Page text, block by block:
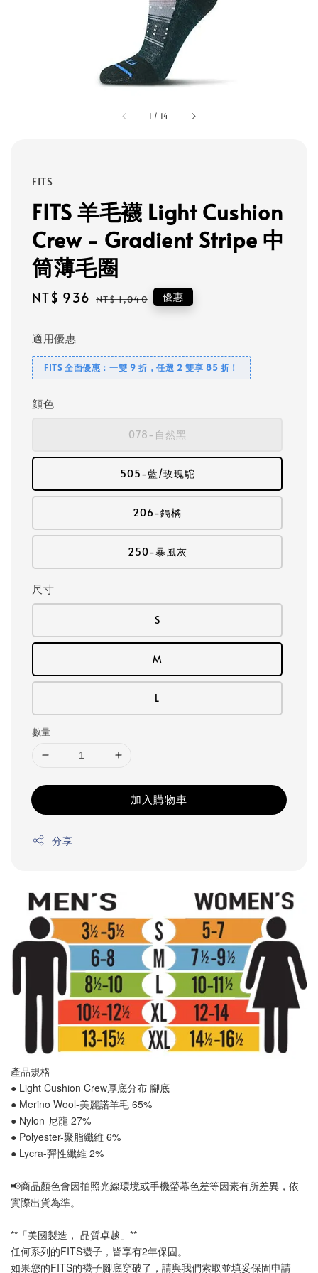
1 / 14
FITS
FITS 羊毛襪 Light Cushion
Crew - Gradient Stripe 中
筒薄毛圈
Sale
NT$ 936 Regular
NT$ 1,040 優惠
適用優惠
FITS 全面優惠：一雙 9 折，任選 2 雙享 85 折！
顔色
078-自然黑
505-藍/玫瑰駝
206-鎘橘
250-暴風灰
尺寸
S
M
L
數量
加入購物車
分享
產品規格
● Light Cushion Crew厚底分布 腳底
● Merino Wool-美麗諾羊毛 65%
● Nylon-尼龍 27%
● Polyester-聚脂纖維 6%
● Lycra-彈性纖維 2%
📢商品顏色會因拍照光線環境或手機螢幕色差等因素有所差異，依
實際出貨為準。
**「美國製造， 品質卓越」**
任何系列的FITS襪子，皆享有2年保固。
如果您的FITS的襪子腳底穿破了，請與我們索取並填妥保固申請